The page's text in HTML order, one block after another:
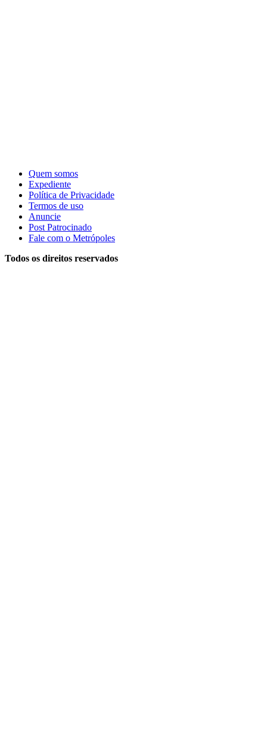
Quem somos
Expediente
Política de Privacidade
Termos de uso
Anuncie
Post Patrocinado
Fale com o Metrópoles
Todos os direitos reservados